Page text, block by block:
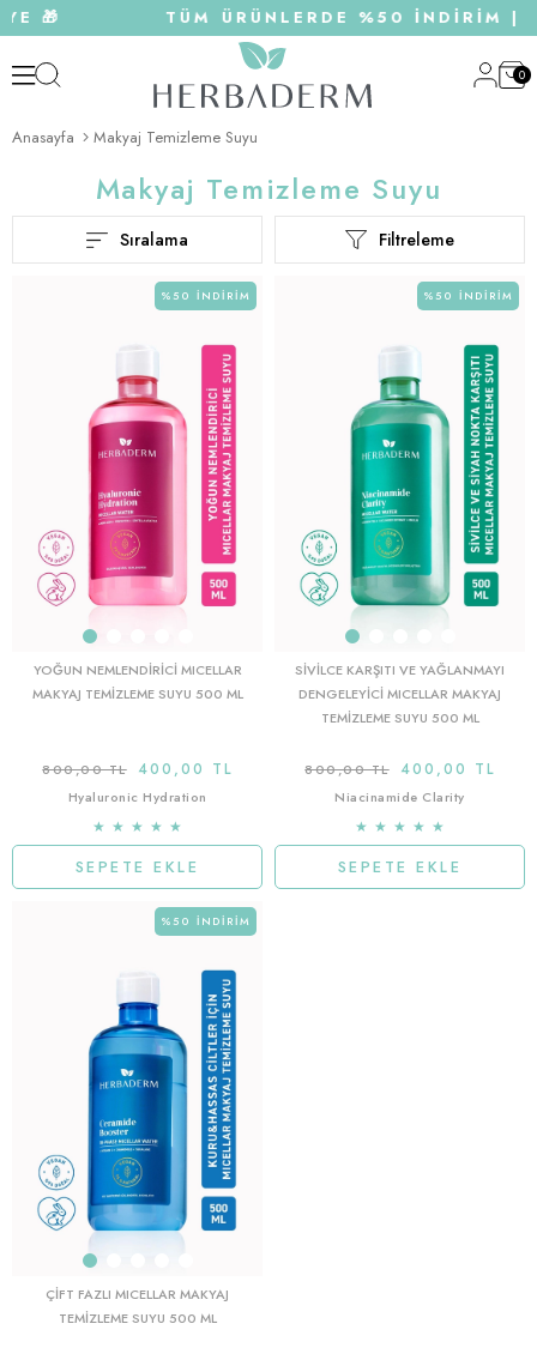
🎁 TÜM ÜRÜNLERDE %50 İNDİRİM |
0
Anasayfa Makyaj Temizleme Suyu
Makyaj Temizleme Suyu
Filtreleme
Sıralama
YOĞUN NEMLENDIRICI MICELLAR
MAKYAJ TEMIZLEME SUYU 500 ML
400,00 TL
800,00 TL
Hyaluronic Hydration
★ ★ ★ ★ ★
SEPETE EKLE
%50 İNDIRIM
SIVILCE KARŞITI VE YAĞLANMAYI
DENGELEYICI MICELLAR MAKYAJ
TEMIZLEME SUYU 500 ML
400,00 TL
800,00 TL
Niacinamide Clarity
★ ★ ★ ★ ★
SEPETE EKLE
%50 İNDIRIM
ÇIFT FAZLI MICELLAR MAKYAJ
TEMIZLEME SUYU 500 ML
%50 İNDIRIM